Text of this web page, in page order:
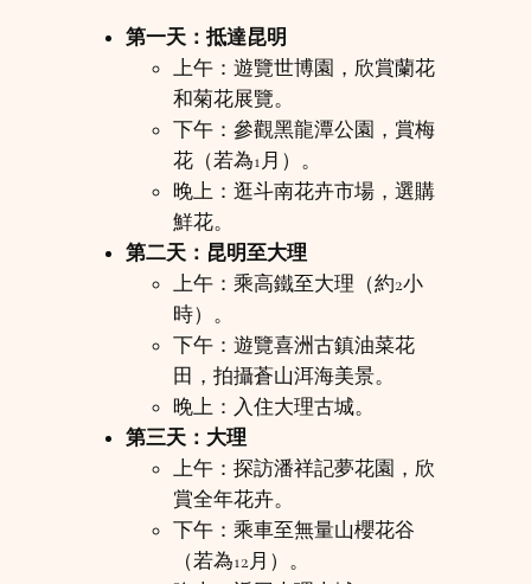
第一天：抵達昆明
上午：遊覽世博園，欣賞蘭花
和菊花展覽。
下午：參觀黑龍潭公園，賞梅
花（若為1月）。
晚上：逛斗南花卉市場，選購
鮮花。
第二天：昆明至大理
上午：乘高鐵至大理（約2小
時）。
下午：遊覽喜洲古鎮油菜花
田，拍攝蒼山洱海美景。
晚上：入住大理古城。
第三天：大理
上午：探訪潘祥記夢花園，欣
賞全年花卉。
下午：乘車至無量山櫻花谷
（若為12月）。